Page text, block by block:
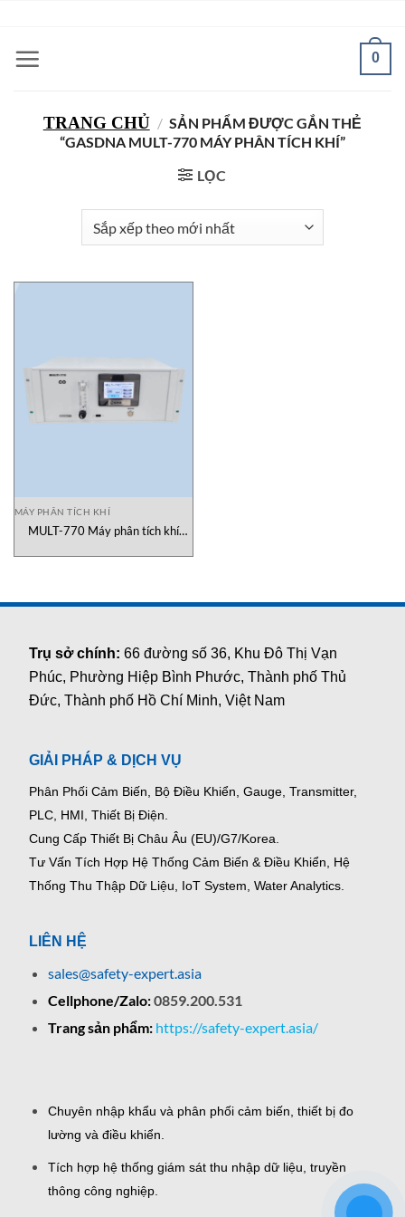
nội
0
TRANG CHỦ / SẢN PHẨM ĐƯỢC GẮN THẺ
“GASDNA MULT-770 MÁY PHÂN TÍCH KHÍ”
LỌC
MÁY PHÂN TÍCH KHÍ
MULT-770 Máy phân tích khí
Trụ sở chính:66 đường số 36, Khu Đô Thị Vạn
Phúc, Phường Hiệp Bình Phước, Thành phố Thủ
Đức, Thành phố Hồ Chí Minh, Việt Nam
GIẢI PHÁP & DỊCH VỤ
Phân Phối Cảm Biến, Bộ Điều Khiển, Gauge, Transmitter,
PLC, HMI, Thiết Bị Điện.
Cung Cấp Thiết Bị Châu Âu (EU)/G7/Korea.
Tư Vấn Tích Hợp Hệ Thống Cảm Biến & Điều Khiển, Hệ
Thống Thu Thập Dữ Liệu, IoT System, Water Analytics.
LIÊN HỆ
sales@safety-expert.asia
Cellphone/Zalo:0859.200.531
Trang sản phẩm: https://safety-expert.asia/
Chuyên nhập khẩu và phân phối cảm biến, thiết bị đo
lường và điều khiển.
Tích hợp hệ thống giám sát thu nhập dữ liệu, truyền
thông công nghiệp.